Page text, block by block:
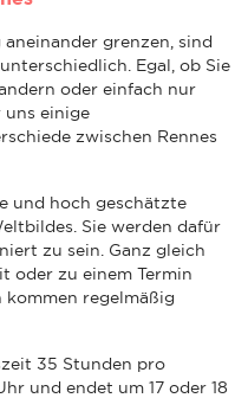
grenzen, sind
Egal, ob Sie
oder einfach nur
einige
zwischen Rennes
und hoch geschätzte
Sie werden dafür
zu sein. Ganz gleich
oder zu einem Termin
kommen regelmäßig
35 Stunden pro
und endet um 17 oder 18